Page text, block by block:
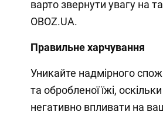
варто звернути увагу на
OBOZ.UA.
Правильне харчування
Уникайте надмірного
та обробленої їжі,
негативно впливати на